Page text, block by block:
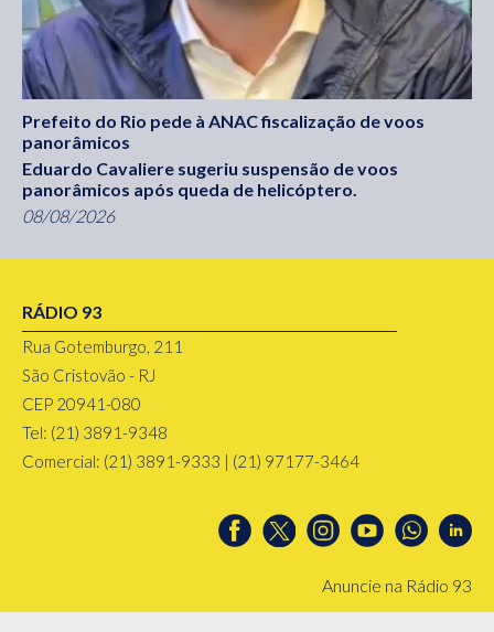
Prefeito do Rio pede à ANAC fiscalização de voos
panorâmicos
Eduardo Cavaliere sugeriu suspensão de voos
panorâmicos após queda de helicóptero.
08/08/2026
RÁDIO 93
Rua Gotemburgo, 211
São Cristovão - RJ
CEP 20941-080
Tel: (21) 3891-9348
Comercial: (21) 3891-9333 | (21) 97177-3464
Anuncie na Rádio 93